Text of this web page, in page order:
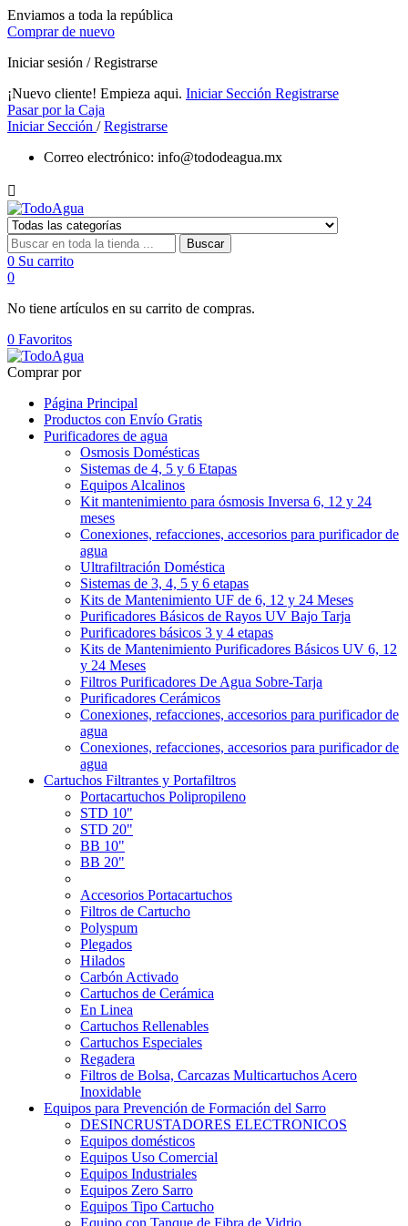
Enviamos a toda la república
Comprar de nuevo
Iniciar sesión / Registrarse
¡Nuevo cliente! Empieza aqui. Iniciar Sección Registrarse
Pasar por la Caja
Iniciar Sección /Registrarse
Correo electrónico: info@tododeagua.mx

Buscar
0 Su carrito
0
No tiene artículos en su carrito de compras.
0 Favoritos
Comprar por
Página Principal
Productos con Envío Gratis
Purificadores de agua
Osmosis Domésticas
Sistemas de 4, 5 y 6 Etapas
Equipos Alcalinos
Kit mantenimiento para ósmosis Inversa 6, 12 y 24
meses
Conexiones, refacciones, accesorios para purificador de
agua
Ultrafiltración Doméstica
Sistemas de 3, 4, 5 y 6 etapas
Kits de Mantenimiento UF de 6, 12 y 24 Meses
Purificadores Básicos de Rayos UV Bajo Tarja
Purificadores básicos 3 y 4 etapas
Kits de Mantenimiento Purificadores Básicos UV 6, 12
y 24 Meses
Filtros Purificadores De Agua Sobre-Tarja
Purificadores Cerámicos
Conexiones, refacciones, accesorios para purificador de
agua
Conexiones, refacciones, accesorios para purificador de
agua
Cartuchos Filtrantes y Portafiltros
Portacartuchos Polipropileno
STD 10"
STD 20"
BB 10"
BB 20"
Accesorios Portacartuchos
Filtros de Cartucho
Polyspum
Plegados
Hilados
Carbón Activado
Cartuchos de Cerámica
En Linea
Cartuchos Rellenables
Cartuchos Especiales
Regadera
Filtros de Bolsa, Carcazas Multicartuchos Acero
Inoxidable
Equipos para Prevención de Formación del Sarro
DESINCRUSTADORES ELECTRONICOS
Equipos domésticos
Equipos Uso Comercial
Equipos Industriales
Equipos Zero Sarro
Equipos Tipo Cartucho
Equipo con Tanque de Fibra de Vidrio